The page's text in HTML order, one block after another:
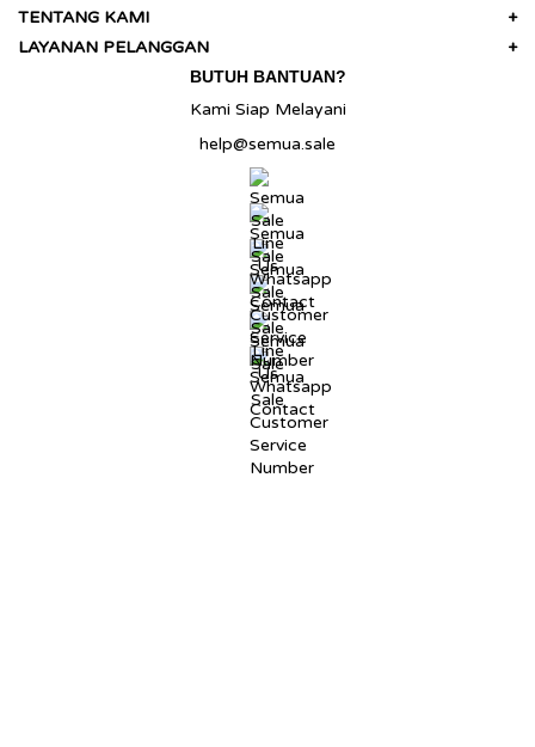
TENTANG KAMI
+
LAYANAN PELANGGAN
+
BUTUH BANTUAN?
Kami Siap Melayani
help@semua.sale